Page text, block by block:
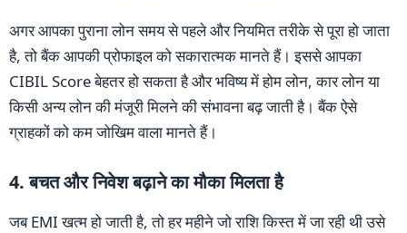
अगर आपका पुराना लोन समय से पहले और नियमित तरीके से पूरा हो जाता
है, तो बैंक आपकी प्रोफाइल को सकारात्मक मानते हैं। इससे आपका
CIBIL Score बेहतर हो सकता है और भविष्य में होम लोन, कार लोन या
किसी अन्य लोन की मंजूरी मिलने की संभावना बढ़ जाती है। बैंक ऐसे
ग्राहकों को कम जोखिम वाला मानते हैं।
4. बचत और निवेश बढ़ाने का मौका मिलता है
जब EMI खत्म हो जाती है, तो हर महीने जो राशि किस्त में जा रही थी उसे